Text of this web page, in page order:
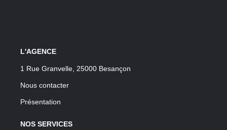
L'AGENCE
1 Rue Granvelle, 25000 Besançon
Nous contacter
Présentation
NOS SERVICES